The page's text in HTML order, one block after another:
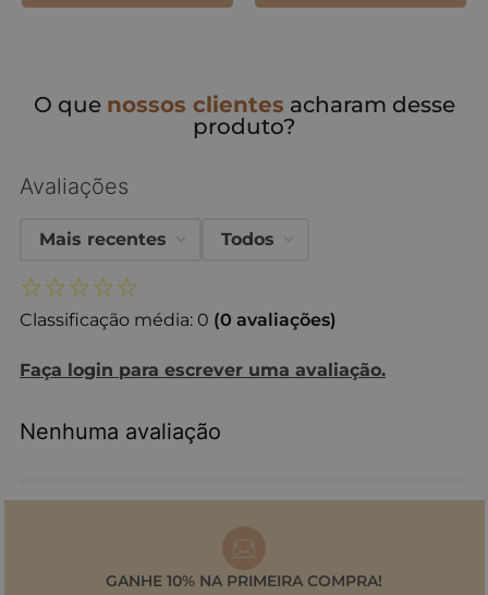
O que nossos clientes acharam desse
produto?
Avaliações
☆☆☆☆☆
Classificação média: 0 (0 avaliações)
Faça login para escrever uma avaliação.
Mais recentes Todos
Nenhuma avaliação
GANHE 10% NA PRIMEIRA COMPRA!